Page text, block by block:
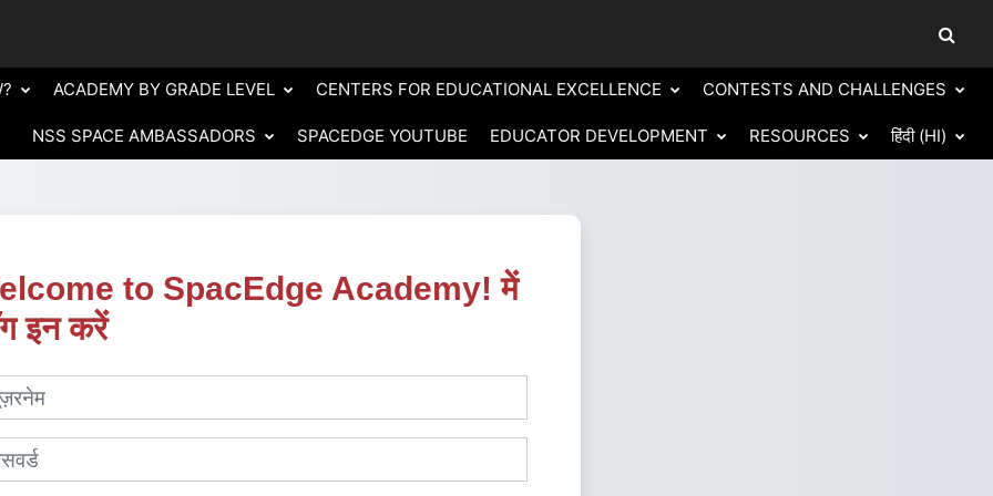
ACADEMY BY GRADE LEVEL CENTERS FOR EDUCATIONAL EXCELLENCE CONTESTS AND CHALLENGES
NSS SPACE AMBASSADORS SPACEDGE YOUTUBE EDUCATOR DEVELOPMENT RESOURCES हिंदी ‎(HI)‎
to SpacEdge Academy! में
इन करें
to create new account